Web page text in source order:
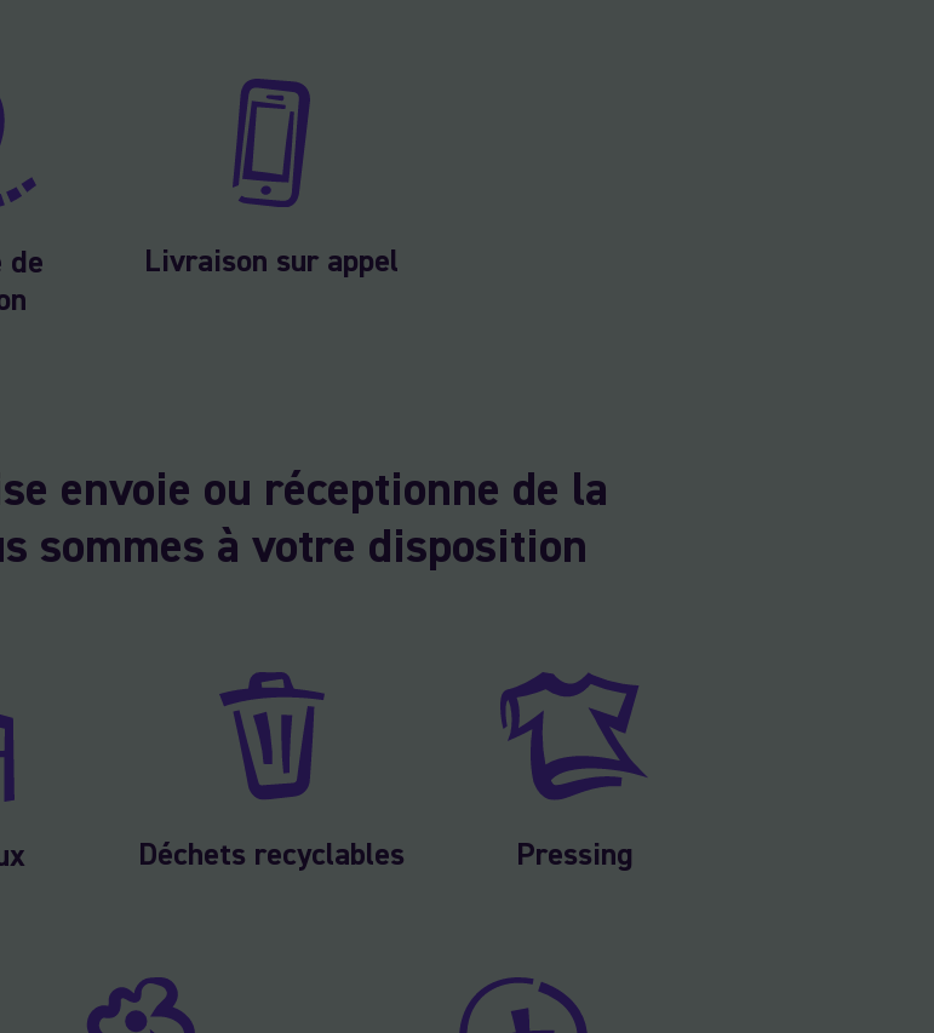
de
Livraison sur appel
envoie ou réceptionne de la
sommes à votre disposition
Déchets recyclables Pressing